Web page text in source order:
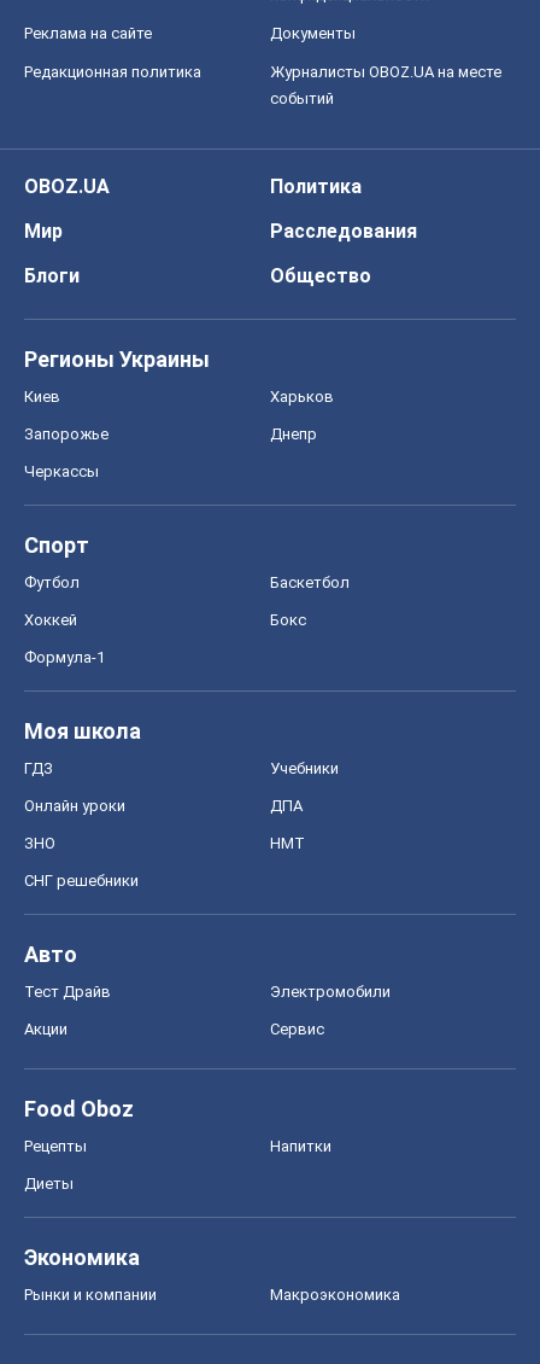
Реклама на сайте Документы
Редакционная политика
Журналисты OBOZ.UA на месте
событий
OBOZ.UA
Политика
Мир
Расследования
Блоги
Общество
Регионы Украины
Киев Харьков
Запорожье Днепр
Черкассы
Спорт
Футбол Баскетбол
Хоккей Бокс
Формула-1
Моя школа
ГДЗ Учебники
Онлайн уроки ДПА
ЗНО НМТ
СНГ решебники
Авто
Тест Драйв Электромобили
Акции Сервис
Food Oboz
Рецепты Напитки
Диеты
Экономика
Рынки и компании Mакроэкономика